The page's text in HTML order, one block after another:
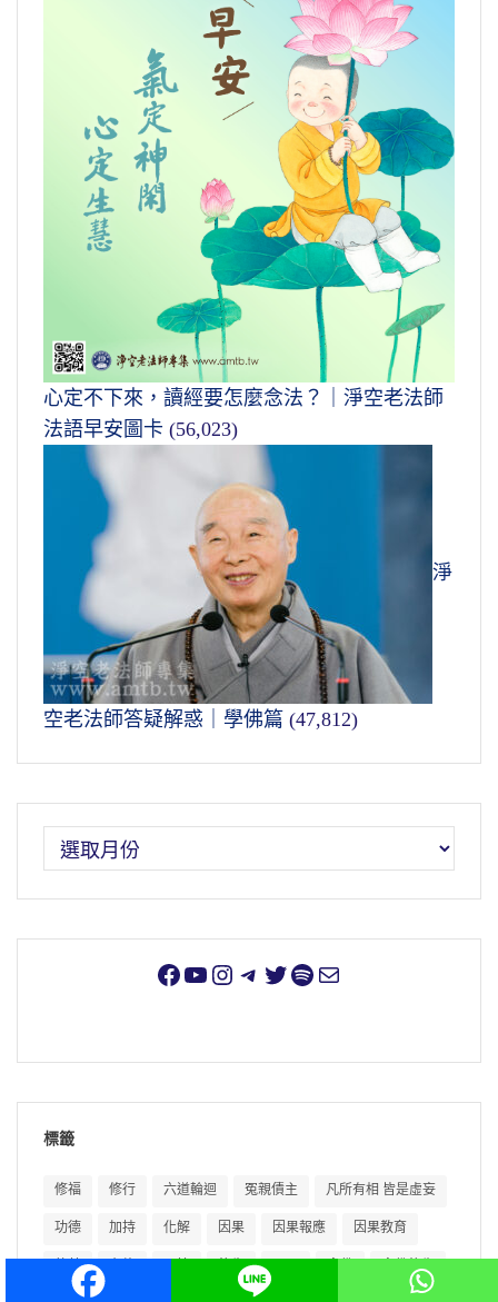
心定不下來，讀經要怎麼念法？｜淨空老法師
法語早安圖卡 (56,023)
淨
空老法師答疑解惑｜學佛篇 (47,812)
標籤
修福 修行 六道輪迴 冤親債主 凡所有相 皆是虛妄
功德 加持 化解 因果 因果報應 因果教育
執著 往生